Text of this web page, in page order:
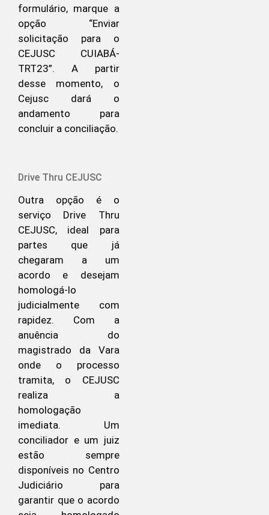
formulário, marque a
opção “Enviar
solicitação para o
CEJUSC CUIABÁ-
TRT23”. A partir
desse momento, o
Cejusc dará o
andamento para
concluir a conciliação.
Drive Thru CEJUSC
Outra opção é o
serviço Drive Thru
CEJUSC, ideal para
partes que já
chegaram a um
acordo e desejam
homologá-lo
judicialmente com
rapidez. Com a
anuência do
magistrado da Vara
onde o processo
tramita, o CEJUSC
realiza a
homologação
imediata. Um
conciliador e um juiz
estão sempre
disponíveis no Centro
Judiciário para
garantir que o acordo